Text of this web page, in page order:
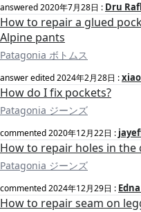
answered2020年7月28日 : Dru
How to repair a glued
Alpine pants
Patagonia ボトムス
answer edited2024年2月28日 :
How do I fix pockets?
Patagonia ジーンズ
commented2020年12月22日 :
How to repair holes in the
Patagonia ジーンズ
commented2024年12月29日 :
How to repair seam on